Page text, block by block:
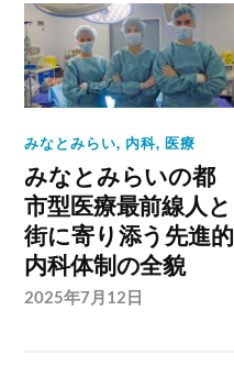
みなとみらい, 内科, 医療
みなとみらいの都
市型医療最前線人と
街に寄り添う先進的
内科体制の全貌
2025年7月12日